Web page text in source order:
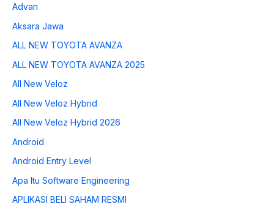
Advan
Aksara Jawa
ALL NEW TOYOTA AVANZA
ALL NEW TOYOTA AVANZA 2025
All New Veloz
All New Veloz Hybrid
All New Veloz Hybrid 2026
Android
Android Entry Level
Apa Itu Software Engineering
APLIKASI BELI SAHAM RESMI